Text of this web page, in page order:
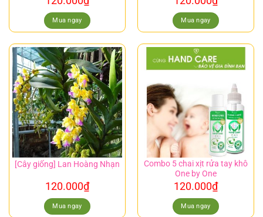
Mua ngay Mua ngay
[Cây giống] Lan Hoàng Nhạn
120.000₫
Mua ngay
Combo 5 chai xịt rửa tay khô
One by One
120.000₫
Mua ngay